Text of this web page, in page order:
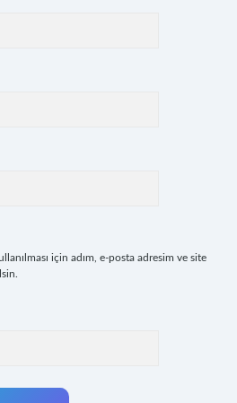
için adım, e-posta adresim ve site